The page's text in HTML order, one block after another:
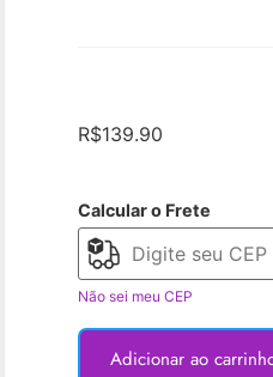
R$139.90
Calcular o Frete
Não sei meu CEP
Adicionar ao